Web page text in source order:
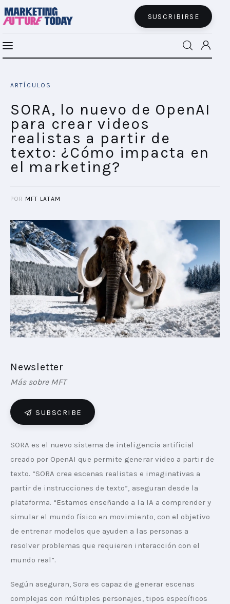
SUSCRIBIRSE
impacta en el marketing?
INSIGHTS
FUTURE BRAND LAB
CONECTADES
PODCAST
PLAYBOOKS
NOVEDADES DE LOS MIEMBROS
ARTÍCULOS
SORA, lo nuevo de OpenAI
para crear videos
realistas a partir de
texto: ¿Cómo impacta en
el marketing?
POR MFT LATAM
Newsletter
Más sobre MFT
SUBSCRIBE
SORA es el nuevo sistema de inteligencia artificial
creado por OpenAI que permite generar video a partir de
texto. “SORA crea escenas realistas e imaginativas a
partir de instrucciones de texto”, aseguran desde la
plataforma. “Estamos enseñando a la IA a comprender y
simular el mundo físico en movimiento, con el objetivo
de entrenar modelos que ayuden a las personas a
resolver problemas que requieren interacción con el
mundo real”.
Según aseguran, Sora es capaz de generar escenas
complejas con múltiples personajes, tipos específicos